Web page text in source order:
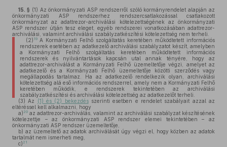
15. § (1) Az önkormányzati ASP rendszerről szóló kormányrendelet alapján az
önkormányzati ASP rendszerhez rendszercsatlakozással csatlakozott
önkormányzat az adattrezor-archiválási kötelezettségének az önkormányzati
ASP rendszer útján tesz eleget, egyéb rendszerei vonatkozásában adattrezor-
archiválási, valamint archiválási szabályzatkészítési kötelezettség nem terheli.
(2) 19A Kormányzati Felhő szolgáltatás keretében működtetett információs
rendszerek esetében az adatkezelő archiválási szabályzatot készít, amelyben
a Kormányzati Felhő szolgáltatás keretében működtetett információs
rendszerek és nyilvántartások kapcsán utal annak tényére, hogy az
adattrezor-archiválást a Kormányzati Felhő üzemeltetője végzi, amelyet az
adatkezelő és a Kormányzati Felhő üzemeltetője közötti szerződés vagy
megállapodás tartalmaz. Ha az adatkezelő rendelkezik olyan, archiválási
kötelezettség alá eső információs rendszerrel, amely nem a Kormányzati Felhő
keretében működik, e rendszerek tekintetében az archiválási
szabályzatkészítési és archiválási kötelezettség az adatkezelőt terheli.
(3) Az (1) és (2) bekezdésszerinti esetben e rendelet szabályait azzal az
eltéréssel kell alkalmazni, hogy
a) 20 az adattrezor-archiválás, valamint az archiválási szabályzat készítésének
kötelezettje – az önkormányzati ASP rendszer elemei tekintetében – az
önkormányzati ASP rendszer üzemeltetője,
b) az üzemeltető az adatok archiválását úgy végzi el, hogy közben az adatok
tartalmát nem ismerheti meg,
c) 21